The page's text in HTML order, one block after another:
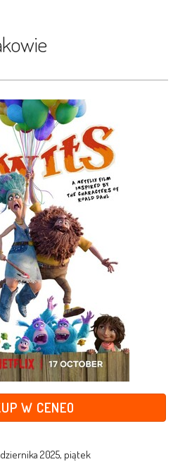
W CENEO
2025, piątek